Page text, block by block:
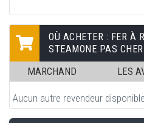
OÙ ACHETER : FER À
STEAMONE PAS
MARCHAND LES
Aucun autre revendeur